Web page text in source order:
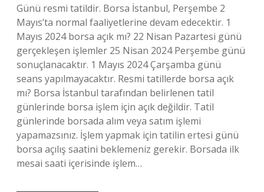
Günü resmi tatildir. Borsa İstanbul, Perşembe 2
Mayıs’ta normal faaliyetlerine devam edecektir. 1
Mayıs 2024 borsa açık mı? 22 Nisan Pazartesi günü
gerçekleşen işlemler 25 Nisan 2024 Perşembe günü
sonuçlanacaktır. 1 Mayıs 2024 Çarşamba günü
seans yapılmayacaktır. Resmi tatillerde borsa açık
mı? Borsa İstanbul tarafından belirlenen tatil
günlerinde borsa işlem için açık değildir. Tatil
günlerinde borsada alım veya satım işlemi
yapamazsınız. İşlem yapmak için tatilin ertesi günü
borsa açılış saatini beklemeniz gerekir. Borsada ilk
mesai saati içerisinde işlem…